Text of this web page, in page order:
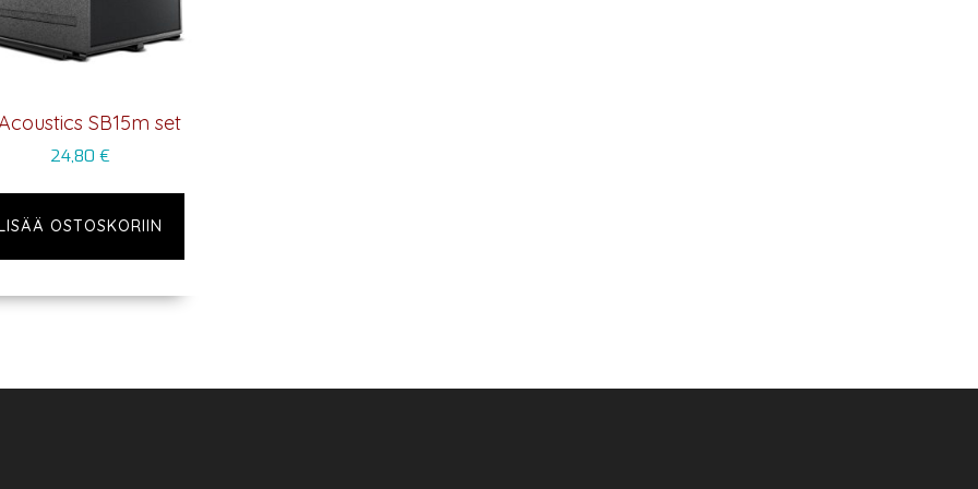
SB15m set
24,80 €
OSTOSKORIIN